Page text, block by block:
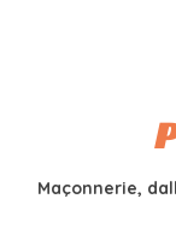
Maçonnerie,